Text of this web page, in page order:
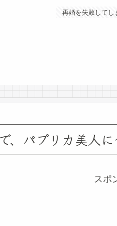
再婚を失敗してし
、パプリカ美人
スポ